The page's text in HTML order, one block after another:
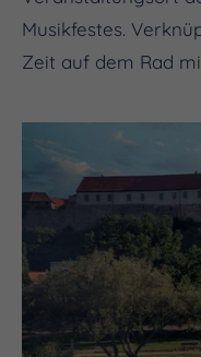
Musikfestes.
Zeit auf dem Rad